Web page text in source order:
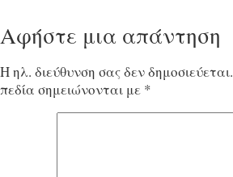
Αφήστε μια απάντηση
Η ηλ. διεύθυνση σας δεν δημοσιεύεται.
πεδία σημειώνονται με *